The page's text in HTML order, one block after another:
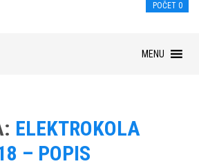
POČET 0
MENU
ELEKTROKOLA
– POPIS